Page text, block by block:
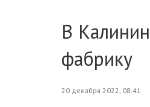
В
фабрику
20 декабря 2022, 08:41